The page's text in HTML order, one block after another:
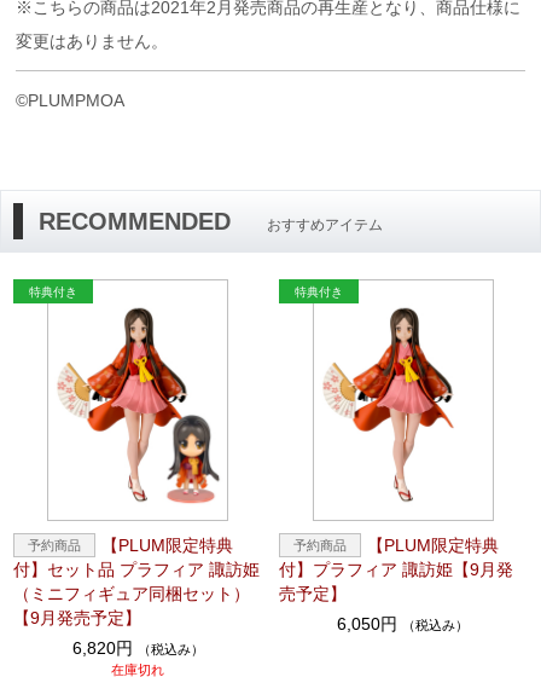
※こちらの商品は2021年2月発売商品の再生産となり、商品仕様に
変更はありません。
©PLUMPMOA
RECOMMENDED おすすめアイテム
【PLUM限定特典
付】セット品 プラフィア 諏訪姫
（ミニフィギュア同梱セット）
【9月発売予定】
6,820円
（税込み）
在庫切れ
【PLUM限定特典
付】プラフィア 諏訪姫【9月発
売予定】
6,050円
（税込み）